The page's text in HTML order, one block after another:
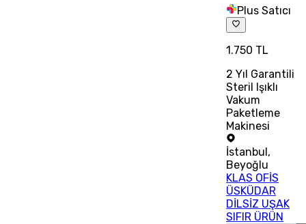
Plus Satıcı
1.750 TL
2 Yıl Garantili
Steril Işıklı
Vakum
Paketleme
Makinesi
İstanbul,
Beyoğlu
KLAS OFİS
ÜSKÜDAR
DİLSİZ UŞAK
SIFIR ÜRÜN